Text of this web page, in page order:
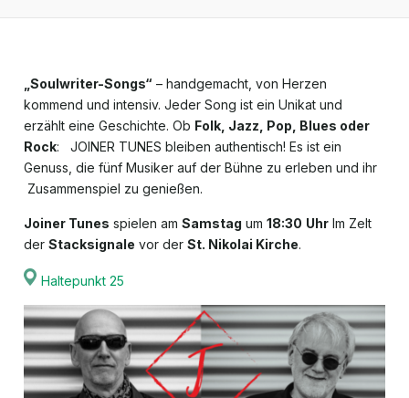
„Soulwriter-Songs“ – handgemacht, von Herzen
kommend und intensiv. Jeder Song ist ein Unikat und
erzählt eine Geschichte. Ob Folk, Jazz, Pop, Blues oder
Rock: JOINER TUNES bleiben authentisch! Es ist ein
Genuss, die fünf Musiker auf der Bühne zu erleben und ihr
Zusammenspiel zu genießen.
Joiner Tunes spielen am Samstag um 18:30 Uhr Im Zelt
der Stacksignale vor der St. Nikolai Kirche.
Haltepunkt 25